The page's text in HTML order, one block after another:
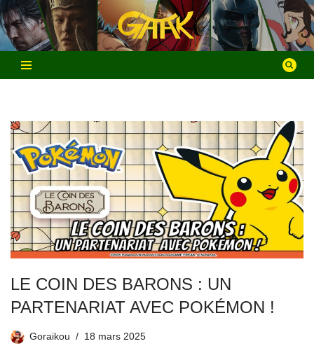
Aller
au
contenu
LE COIN DES BARONS : UN
PARTENARIAT AVEC POKÉMON !
Goraikou 18 mars 2025